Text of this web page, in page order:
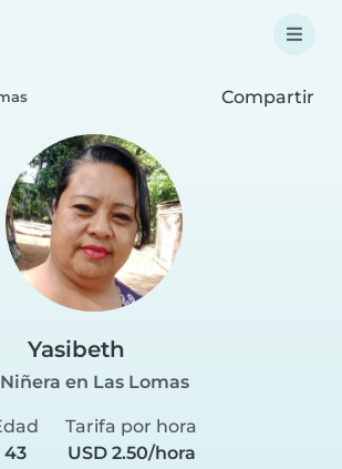
Compartir
Yasibeth
Niñera en Las Lomas
43
Tarifa por hora
USD 2.50/hora